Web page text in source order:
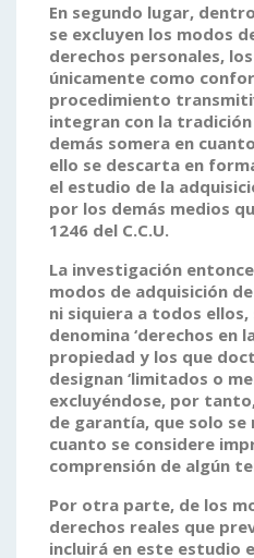
En segundo lugar,
se excluyen los modos
derechos personales,
únicamente como
procedimiento
integran con la
demás somera en
ello se descarta en
el estudio de la
por los demás medios
1246 del C.C.U.
La investigación
modos de adquisición
ni siquiera a todos ellos,
denomina ‘derechos en
propiedad y los que
designan ‘limitados o
excluyéndose, por
de garantía, que solo se
cuanto se considere
comprensión de algún
Por otra parte, de los
derechos reales que
incluirá en este estudio